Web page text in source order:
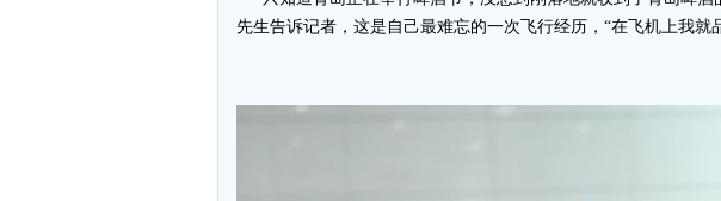
先生告诉记者，这是自己最难忘的一次飞行经历，“在飞机上我